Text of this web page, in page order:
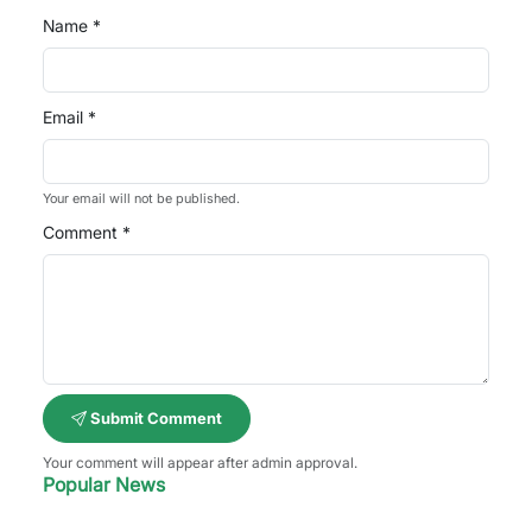
Name *
Email *
Your email will not be published.
Comment *
Submit Comment
Your comment will appear after admin approval.
Popular News